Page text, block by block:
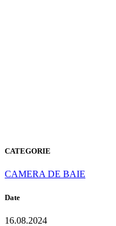
CATEGORIE
CAMERA DE BAIE
Date
16.08.2024